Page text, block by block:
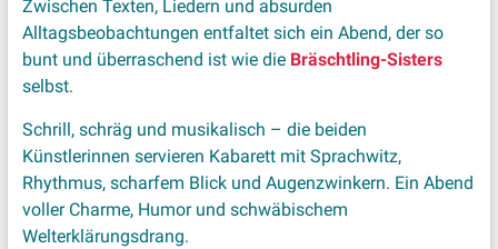
Zwischen Texten, Liedern und absurden
Alltagsbeobachtungen entfaltet sich ein Abend, der so
bunt und überraschend ist wie die Bräschtling-Sisters
selbst.
Schrill, schräg und musikalisch – die beiden
Künstlerinnen servieren Kabarett mit Sprachwitz,
Rhythmus, scharfem Blick und Augenzwinkern. Ein Abend
voller Charme, Humor und schwäbischem
Welterklärungsdrang.